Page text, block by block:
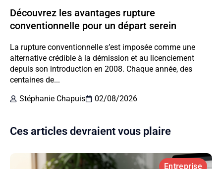
Découvrez les avantages rupture
conventionnelle pour un départ serein
La rupture conventionnelle s’est imposée comme une
alternative crédible à la démission et au licenciement
depuis son introduction en 2008. Chaque année, des
centaines de...
Stéphanie Chapuis
02/08/2026
Ces articles devraient vous plaire
Entreprise